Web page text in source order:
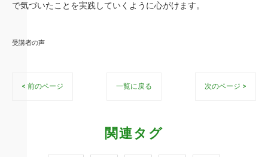
で気づいたことを実践していくように心がけます。
受講者の声
< 前のページ 一覧に戻る 次のページ >
関連タグ